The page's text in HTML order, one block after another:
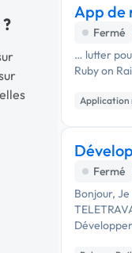
App de
Fermé
… lutter
Ruby on
Application
Fermé
Bonjour, Je